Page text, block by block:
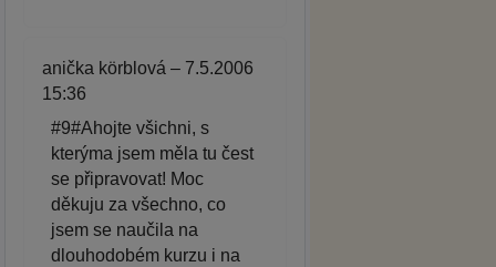
anička körblová – 7.5.2006
15:36
#9#Ahojte všichni, s
kterýma jsem měla tu čest
se připravovat! Moc
děkuju za všechno, co
jsem se naučila na
dlouhodobém kurzu i na